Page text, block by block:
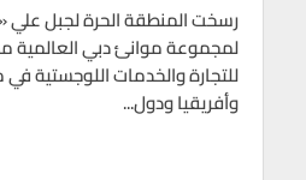
رسخت المنطقة الحرة لجبل علي
لمجموعة موانئ دبي العالمية
للتجارة والخدمات اللوجستية
وأفريقيا ودول...